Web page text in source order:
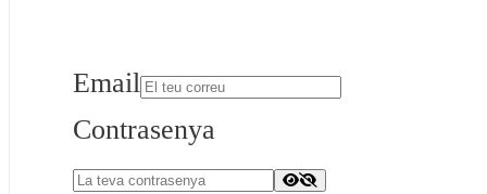
Email
Contrasenya